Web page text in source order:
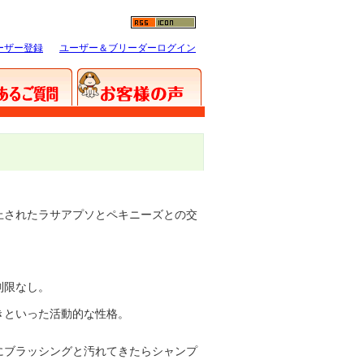
ザー登録 ユーザー＆ブリーダーログイン
れたラサアプソとペキニーズとの交
なし。
いった活動的な性格。
ラッシングと汚れてきたらシャンプ